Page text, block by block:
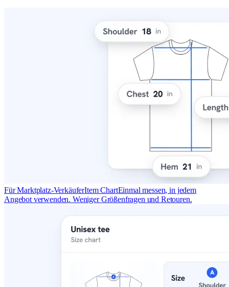
Für Marktplatz-VerkäuferItem ChartEinmal messen, in jedem
Angebot verwenden. Weniger Größenfragen und Retouren.